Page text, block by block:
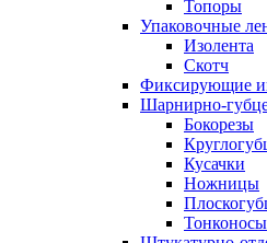
Топоры
Упаковочные
Изолента
Скотч
Фиксирующие
Шарнирно-
Бокорезы
Кусачки
Ножницы
Тонконосы